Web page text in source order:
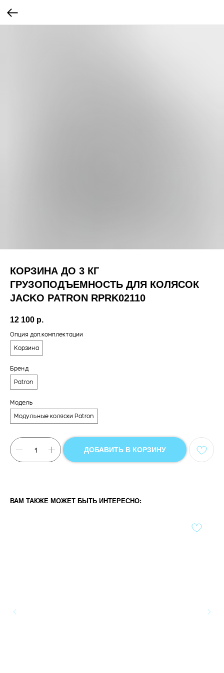
КОРЗИНА ДО 3 КГ
ГРУЗОПОДЪЕМНОСТЬ ДЛЯ КОЛЯСОК
JACKO PATRON RPRK02110
12 100 р.
Опция доп.комплектации
Корзина
Бренд
Patron
Модель
Модульные коляски Patron
ДОБАВИТЬ В КОРЗИНУ
ВАМ ТАКЖЕ МОЖЕТ БЫТЬ ИНТЕРЕСНО: